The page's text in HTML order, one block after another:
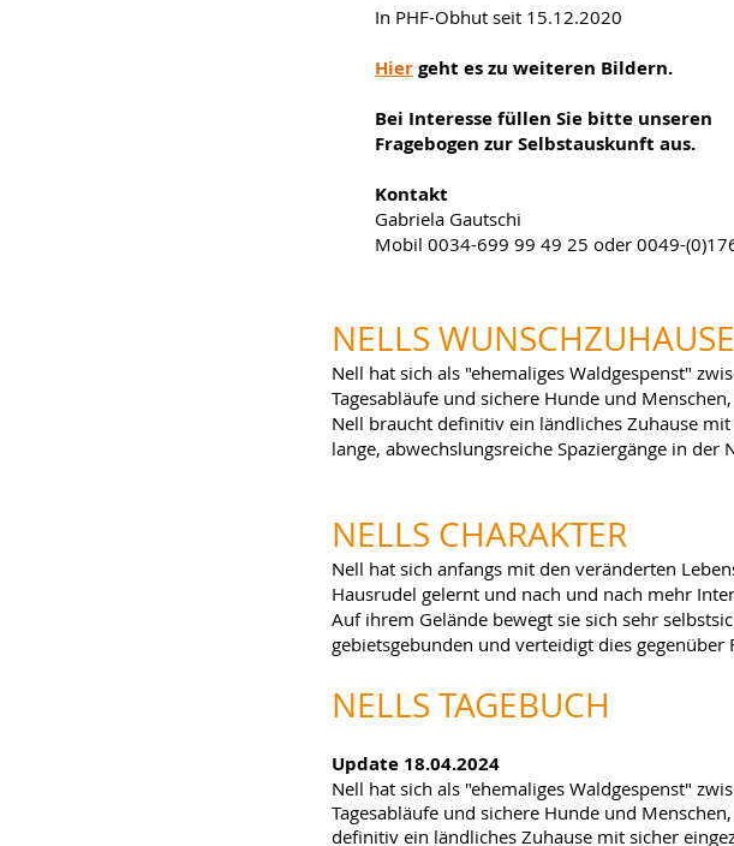
In PHF-Obhut seit 15.12.2020
Hiergeht es zu weiteren Bildern.
Bei Interesse füllen Sie bitte unseren
Fragebogen zur Selbstauskunft aus.
Kontakt
Gabriela Gautschi
Mobil 0034-699 99 49 25 oder 0049-
NELLS WUNSCHZUHAUSE
Nell hat sich als "ehemaliges Waldgespenst"
Tagesabläufe und sichere Hunde und
Nell braucht definitiv ein ländliches Zuhause
lange, abwechslungsreiche Spaziergänge in der
NELLS CHARAKTER
Nell hat sich anfangs mit den veränderten
Hausrudel gelernt und nach und nach mehr
Auf ihrem Gelände bewegt sie sich sehr
gebietsgebunden und verteidigt dies gegenüber
NELLS TAGEBUCH
Update 18.04.2024
Nell hat sich als "ehemaliges Waldgespenst"
Tagesabläufe und sichere Hunde und
definitiv ein ländliches Zuhause mit sicher